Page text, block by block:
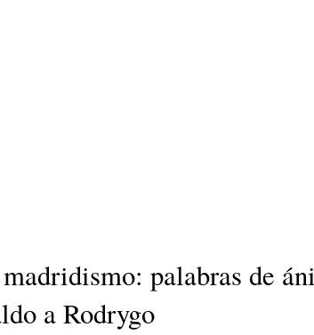
palabras de
a Rodrygo